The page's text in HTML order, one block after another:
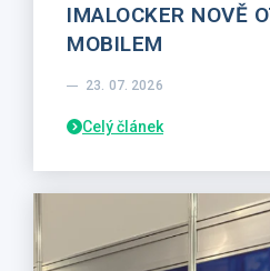
IMALOCKER NOVĚ
MOBILEM
23. 07. 2026
Celý článek